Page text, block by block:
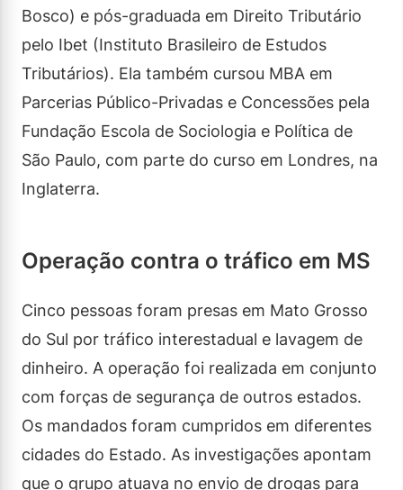
Bosco) e pós-graduada em Direito Tributário
pelo Ibet (Instituto Brasileiro de Estudos
Tributários). Ela também cursou MBA em
Parcerias Público-Privadas e Concessões pela
Fundação Escola de Sociologia e Política de
São Paulo, com parte do curso em Londres, na
Inglaterra.
Operação contra o tráfico em MS
Cinco pessoas foram presas em Mato Grosso
do Sul por tráfico interestadual e lavagem de
dinheiro. A operação foi realizada em conjunto
com forças de segurança de outros estados.
Os mandados foram cumpridos em diferentes
cidades do Estado. As investigações apontam
que o grupo atuava no envio de drogas para